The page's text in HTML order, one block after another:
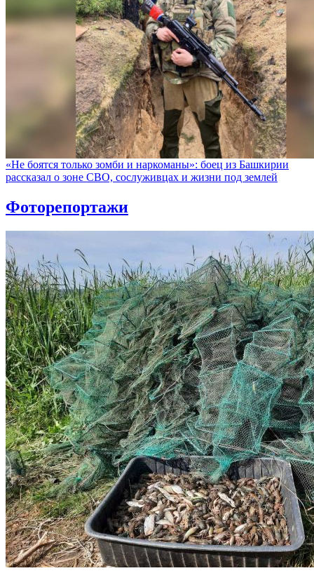
«Не боятся только зомби и наркоманы»: боец из Башкирии
рассказал о зоне СВО, сослуживцах и жизни под землей
Фоторепортажи